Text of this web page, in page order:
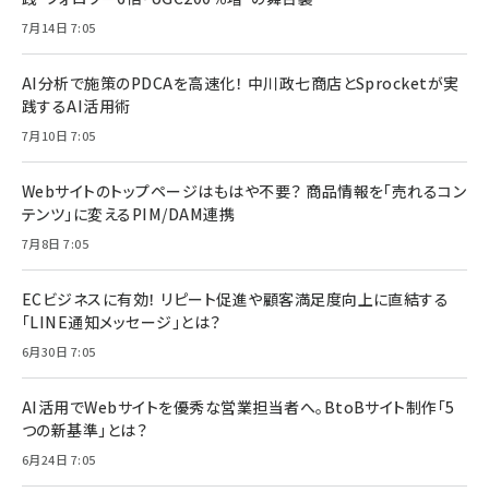
7月14日 7:05
AI分析で施策のPDCAを高速化！ 中川政七商店とSprocketが実
践するAI活用術
7月10日 7:05
Webサイトのトップページはもはや不要？ 商品情報を「売れるコン
テンツ」に変えるPIM/DAM連携
7月8日 7:05
ECビジネスに有効！ リピート促進や顧客満足度向上に直結する
「LINE通知メッセージ」とは？
6月30日 7:05
AI活用でWebサイトを優秀な営業担当者へ。BtoBサイト制作「5
つの新基準」とは？
6月24日 7:05